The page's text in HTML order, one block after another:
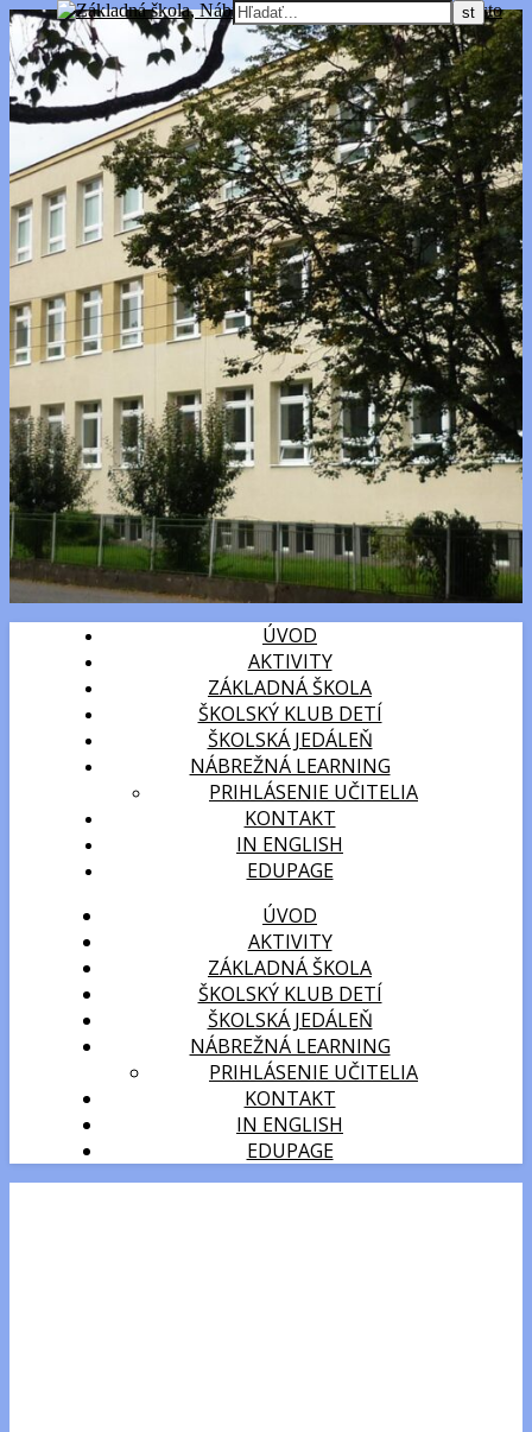
ÚVOD
AKTIVITY
ZÁKLADNÁ ŠKOLA
ŠKOLSKÝ KLUB DETÍ
ŠKOLSKÁ JEDÁLEŇ
NÁBREŽNÁ LEARNING
PRIHLÁSENIE UČITELIA
KONTAKT
IN ENGLISH
EDUPAGE
ÚVOD
AKTIVITY
ZÁKLADNÁ ŠKOLA
ŠKOLSKÝ KLUB DETÍ
ŠKOLSKÁ JEDÁLEŇ
NÁBREŽNÁ LEARNING
PRIHLÁSENIE UČITELIA
KONTAKT
IN ENGLISH
EDUPAGE